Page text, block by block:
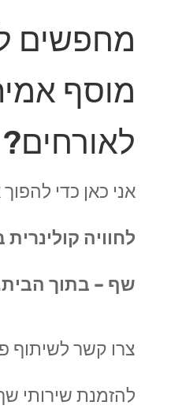
מחפשים
מוסף
לאורחים?
אני כאן כדי
לחוויה
שף – בתוך
צרו קשר לשיתוף
להזמנת שירותי